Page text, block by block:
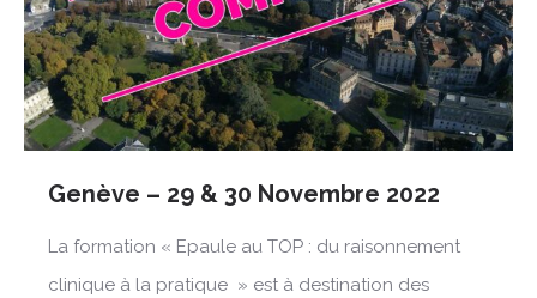
Genève – 29 & 30 Novembre 2022
La formation « Epaule au TOP : du raisonnement
clinique à la pratique » est à destination des